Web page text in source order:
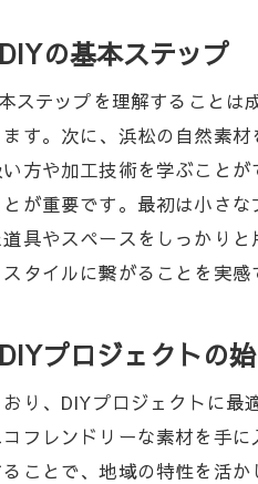
浜松の自然を感
自然の力を活
地元の工芸技
浜松の自然と
浜松のエコDIYプ
再生可能エネ
エコDIYによる
自然災害に備
持続可能な未
地元の資源を
の基本ステップ
ステップを理解すること
す。次に、浜松の自然素
方や加工技術を学ぶこと
が重要です。最初は小さ
具やスペースをしっかり
タイルに繋がることを実感
プロジェクトの
り、DIYプロジェクトに
フレンドリーな素材を手
ことで、地域の特性を活